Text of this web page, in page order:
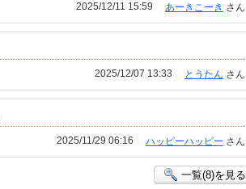
あーきこーき さん
2025/12/11 15:59
とうたん さん
2025/12/07 13:33
ハッピーハッピー さん
2025/11/29 06:16
一覧(8)を見る